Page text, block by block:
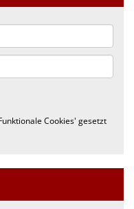
Cookies' gesetzt